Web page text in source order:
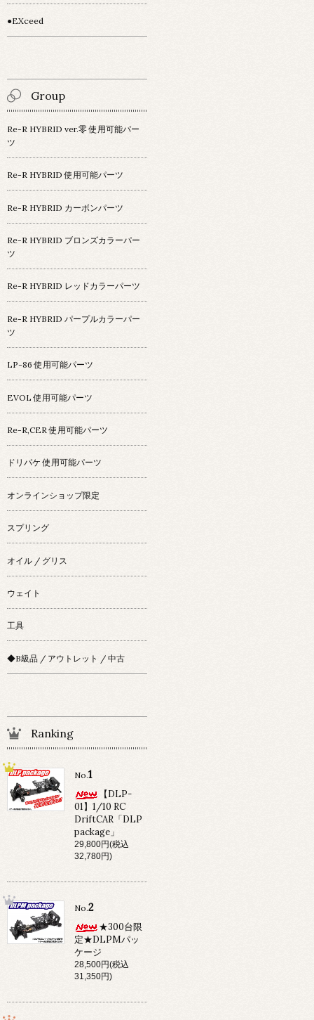
●EXceed
Group
Re-R HYBRID ver.零 使用可能パー
ツ
Re-R HYBRID 使用可能パーツ
Re-R HYBRID カーボンパーツ
Re-R HYBRID ブロンズカラーパー
ツ
Re-R HYBRID レッドカラーパーツ
Re-R HYBRID パープルカラーパー
ツ
LP-86 使用可能パーツ
EVOL 使用可能パーツ
Re-R,CER 使用可能パーツ
ドリパケ 使用可能パーツ
オンラインショップ限定
スプリング
オイル / グリス
ウェイト
工具
◆B級品 / アウトレット / 中古
Ranking
No.1
【DLP-
01】1/10 RC
DriftCAR「DLP
package」
29,800円(税込
32,780円)
No.2
★300台限
定★DLPMパッ
ケージ
28,500円(税込
31,350円)